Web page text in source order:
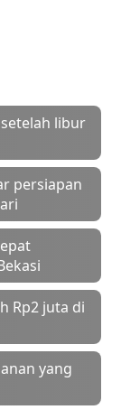
libur
persiapan
Rp2 juta di
yang